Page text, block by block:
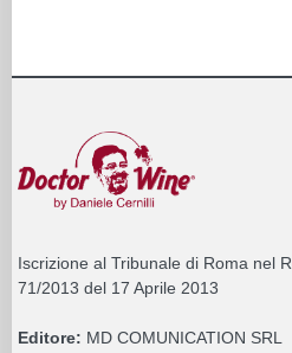
Iscrizione al Tribunale di Roma nel
71/2013 del 17 Aprile 2013
Editore: MD COMUNICATION SRL